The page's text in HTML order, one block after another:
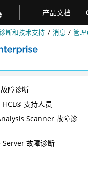
产品文档
断和技术支持 消息 管理
障诊断
HCL® 支持人员
Scanner 故障诊
故障诊断